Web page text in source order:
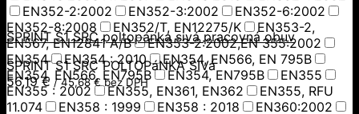
EN352-2:2002
EN352-3:2002
EN352-6:2002
EN352-8:2008
EN352/T, EN12275/K
EN353-2,
EN567, EN12841 A/B
EN353-2:2002,EN 355:2002
EN354
EN354 : 2010
EN354, EN566, EN 795B
EN354, EN566, EN795B
EN354, EN795B
EN355
EN355 : 2002
EN355, EN361, EN362
EN355, RFU
11.074
EN358 : 1999 EN358 : 2018
EN360:2002
SPRINT S1 SRC poltopánka sivá pracovná obuv
SPRINT S1 SRC POLTOPáNKA SIVá
56,19€ /45,68€ bez DPH